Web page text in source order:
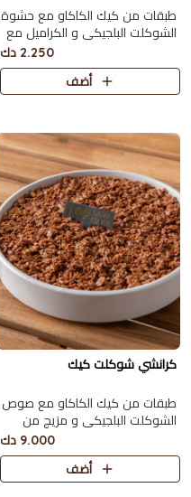
طبقات من كيك الكاكاو مع حشوة
الشوكلت البلجيكي و الكراميل مع
2.250 دك
أضف
كرانشي شوكلت كيك
طبقات من كيك الكاكاو مع صوص
الشوكلت البلجيكي و مزيج من
رقائق الفيوتين و الخلطة الخاصة
من لافا كيك تكفي 6 اشخاص
9.000 دك
أضف